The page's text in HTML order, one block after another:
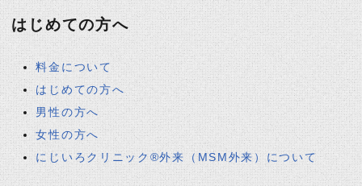
はじめての方へ
料金について
はじめての方へ
男性の方へ
女性の方へ
にじいろクリニック®外来（MSM外来）について